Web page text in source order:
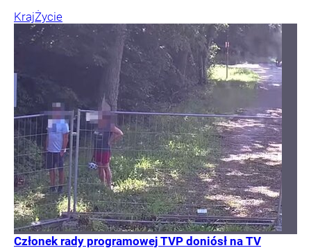
KrajŻycie
Członek rady programowej TVP doniósł na TV